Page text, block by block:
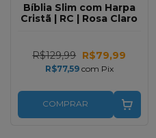
Bíblia Slim com Harpa
Cristã | RC | Rosa Claro
R$129,99 R$79,99
R$77,59 com Pix
COMPRAR